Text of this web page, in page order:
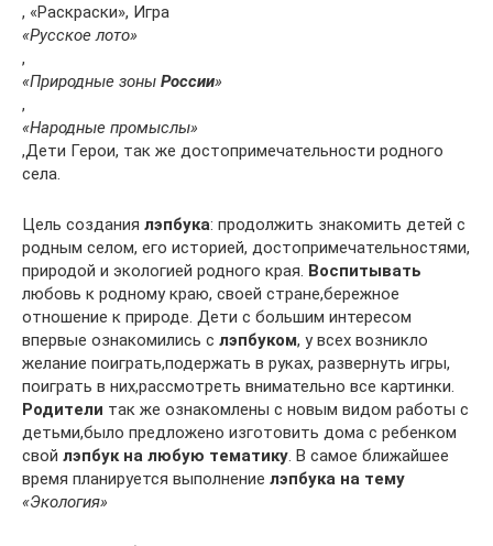
, «Раскраски», Игра
«Русское лото»
,
«Природные зоны России»
,
«Народные промыслы»
,Дети Герои, так же достопримечательности родного
села.
Цель создания лэпбука: продолжить знакомить детей с
родным селом, его историей, достопримечательностями,
природой и экологией родного края. Воспитывать
любовь к родному краю, своей стране,бережное
отношение к природе. Дети с большим интересом
впервые ознакомились с лэпбуком, у всех возникло
желание поиграть,подержать в руках, развернуть игры,
поиграть в них,рассмотреть внимательно все картинки.
Родители так же ознакомлены с новым видом работы с
детьми,было предложено изготовить дома с ребенком
свой лэпбук на любую тематику . В самое ближайшее
время планируется выполнение лэпбука на тему
«Экология»